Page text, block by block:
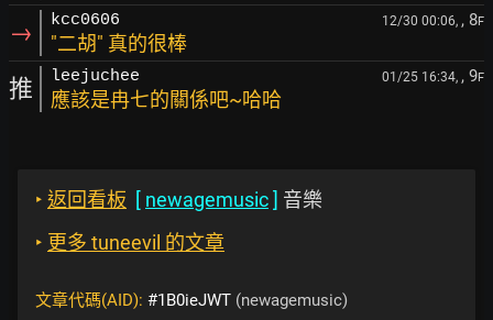
→ kcc0606 12/30 00:06, , 8F
"二胡" 真的很棒
推 leejuchee 01/25 16:34, , 9F
應該是冉七的關係吧~哈哈
‣ 返回看板 [ newagemusic] 音樂
‣ 更多 tuneevil 的文章
文章代碼(AID): #1B0ieJWT (newagemusic)